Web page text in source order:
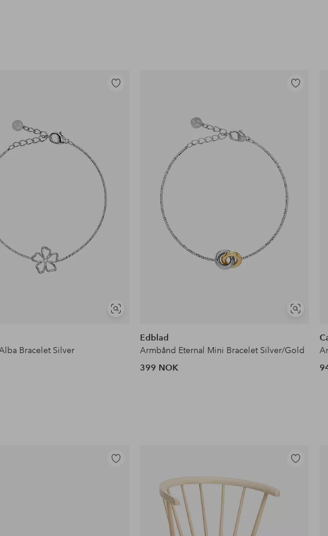
Vis
Legg
Bracelet Silver
Vis
Legg
Edblad
Armbånd Eternal Mini Bracelet Silver/Gold
399 NOK
Legg
Legg